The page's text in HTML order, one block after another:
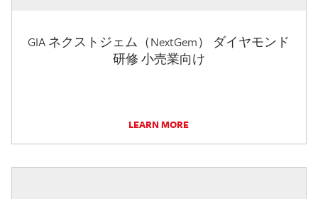
GIA ネクストジェム（NextGem） ダイヤモンド
研修 小売業向け
LEARN MORE